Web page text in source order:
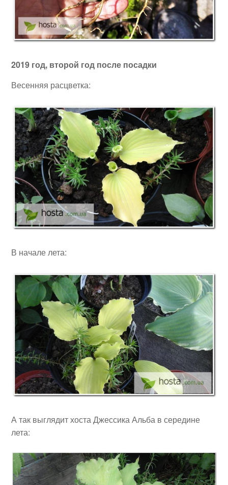
2019 год, второй год после посадки
Весенняя расцветка:
В начале лета:
А так выглядит хоста Джессика Альба в середине
лета: